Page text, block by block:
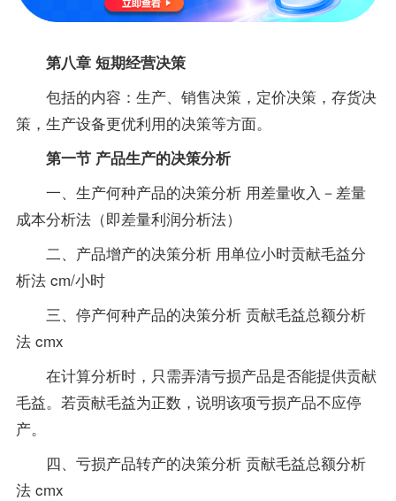
第八章 短期经营决策
包括的内容：生产、销售决策，定价决策，存货决
策，生产设备更优利用的决策等方面。
第一节 产品生产的决策分析
一、生产何种产品的决策分析 用差量收入－差量
成本分析法（即差量利润分析法）
二、产品增产的决策分析 用单位小时贡献毛益分
析法 cm/小时
三、停产何种产品的决策分析 贡献毛益总额分析
法 cmx
在计算分析时，只需弄清亏损产品是否能提供贡献
毛益。若贡献毛益为正数，说明该项亏损产品不应停
产。
四、亏损产品转产的决策分析 贡献毛益总额分析
法 cmx